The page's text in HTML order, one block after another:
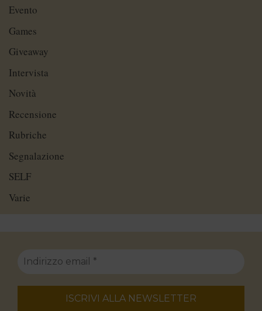
Evento
Games
Giveaway
Intervista
Novità
Recensione
Rubriche
Segnalazione
SELF
Varie